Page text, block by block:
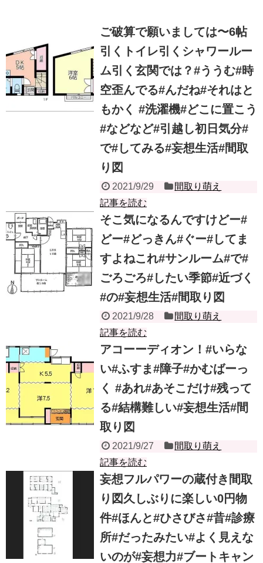
ご破算で願いましては〜6帖
引くトイレ引くシャワールー
ム引く玄関では？#ううむ#時
空歪んでる#んだね#それはと
もかく #洗濯機#どこに置こう
#などなど#引越し初日気分#
で#してみる#妄想生活#間取
り図
2021/9/29
間取り萌え
記事を読む
そこ気になるんですけどー#
どー#どっきん#ぐー#してま
すよねこれ#サンルーム#で#
ごろごろ#したい季節#近づく
#の#妄想生活#間取り図
2021/9/28
間取り萌え
記事を読む
アコーーディオン！#いらな
い#ふすま#障子#かむばーっ
く #あれ#あそこだけ#残って
る#結構難しい#妄想生活#間
取り図
2021/9/27
間取り萌え
記事を読む
妄想フルパワーの蔵付き間取
り図久しぶりに楽しい0円物
件#ほんと#ひさびさ#昔#診療
所#だったみたい#よく見えな
いのが#妄想力#ブートキャン